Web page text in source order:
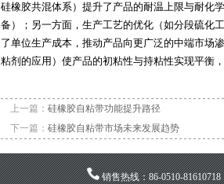
硅橡胶共混体系）提升了产品的耐温上限与耐化
备）；另一方面，生产工艺的优化（如分段硫化
了单位生产成本，推动产品向更广泛的中端市场
粘剂的应用）使产品的初粘性与持粘性实现平衡
上一篇： 硅橡胶自粘带功能提升路径
下一篇： 硅橡胶自粘带市场未来发展趋势
销售热线：86-0510-81610718